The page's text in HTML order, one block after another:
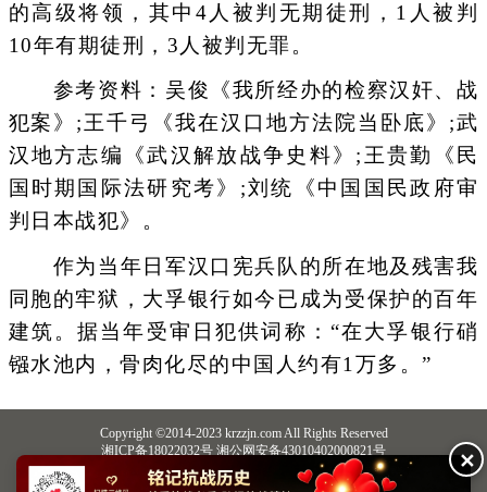
的高级将领，其中4人被判无期徒刑，1人被判
10年有期徒刑，3人被判无罪。
参考资料：吴俊《我所经办的检察汉奸、战
犯案》;王千弓《我在汉口地方法院当卧底》;武
汉地方志编《武汉解放战争史料》;王贵勤《民
国时期国际法研究考》;刘统《中国国民政府审
判日本战犯》。
作为当年日军汉口宪兵队的所在地及残害我
同胞的牢狱，大孚银行如今已成为受保护的百年
建筑。据当年受审日犯供词称：“在大孚银行硝
镪水池内，骨肉化尽的中国人约有1万多。”
Copyright ©2014-2023 krzzjn.com All Rights Reserved
湘ICP备18022032号 湘公网安备43010402000821号
中央网信办违法和不良信息举报中心
长沙市互联网违法和不良信息举报中心
不良信息举报电话：0731-85531328 19198230121（微信同号）
✕